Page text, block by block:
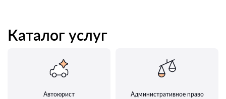
Каталог услуг
Автоюрист Административное право